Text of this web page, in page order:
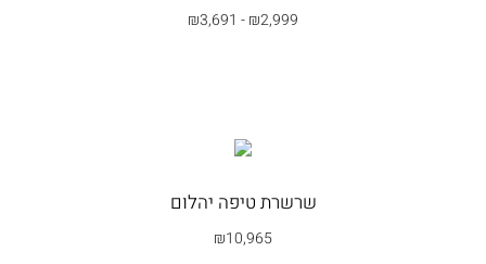
₪2,999
-
₪3,691
שרשרת טיפה יהלום
₪10,965